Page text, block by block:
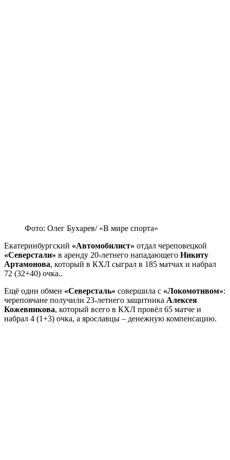
Фото: Олег Бухарев/ «В мире спорта»
Екатеринбургский «Автомобилист» отдал череповецкой
«Северстали» в аренду 20-летнего нападающего Никиту
Артамонова, который в КХЛ сыграл в 185 матчах и набрал
72 (32+40) очка..
Ещё один обмен «Северсталь» совершила с «Локомотивом»:
череповчане получили 23-летнего защитника Алексея
Кожевникова, который всего в КХЛ провёл 65 матче и
набрал 4 (1+3) очка, а ярославцы – денежную компенсацию.